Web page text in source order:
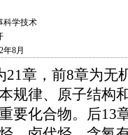
科学技术
年8月
章，前8章为无
规律、原子结构
要化合物。后13